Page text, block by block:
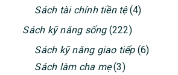
Sách tài chính tiền tệ(4)
Sách kỹ năng sống(222)
Sách kỹ năng giao tiếp(6)
Sách làm cha mẹ(3)